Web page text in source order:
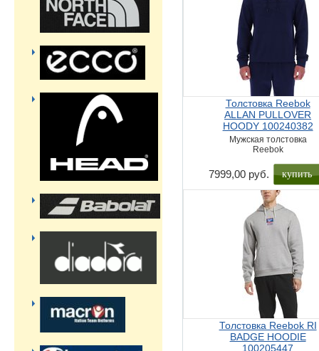
Толстовка Reebok
ALLAN PULLOVER
HOODY 100240382
Мужская толстовка
Reebok
7999,00 руб. купить
Толстовка Reebok RI
BADGE HOODIE
100205447